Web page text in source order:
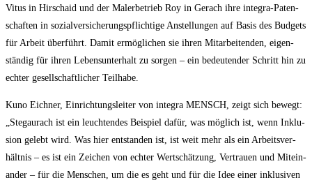
Vitus in Hirschaid und der Maler­be­trieb Roy in Gerach ihre inte­gra-Paten­
schaf­ten in sozi­al­ver­si­che­rungs­pflich­ti­ge Anstel­lun­gen auf Basis des Bud­gets
für Arbeit über­führt. Damit ermög­li­chen sie ihren Mit­ar­bei­ten­den, eigen­
stän­dig für ihren Lebens­un­ter­halt zu sor­gen – ein bedeu­ten­der Schritt hin zu
ech­ter gesell­schaft­li­cher Teilhabe.
Kuno Eich­ner, Ein­rich­tungs­lei­ter von inte­gra MENSCH, zeigt sich bewegt:
„Ste­gau­rach ist ein leuch­ten­des Bei­spiel dafür, was mög­lich ist, wenn Inklu­
si­on gelebt wird. Was hier ent­stan­den ist, ist weit mehr als ein Arbeits­ver­
hält­nis – es ist ein Zei­chen von ech­ter Wert­schät­zung, Ver­trau­en und Mit­ein­
an­der – für die Men­schen, um die es geht und für die Idee einer inklu­si­ven